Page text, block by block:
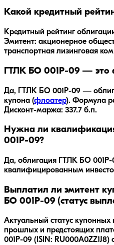
Какой кредитный
Кредитный рейтинг
Эмитент: акционерное
транспортная лизинговая
ГТЛК БО 001P-09 — это
Да, ГТЛК БО 001P-09 —
купона (флоатер). Формула
Дисконт-маржа: 337.7 б.п.
Нужна ли
001P-09?
Да, облигация ГТЛК БО 001P-
квалифицированным
Выплатил ли эмитент
БО 001P-09 (статус
Актуальный статус купонных
прошлых и предстоящих
001P-09 (ISIN: